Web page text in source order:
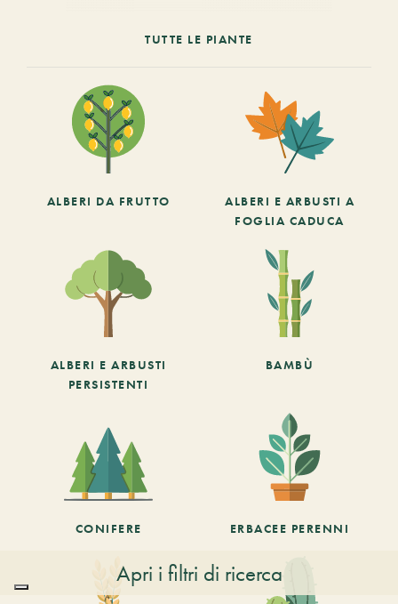
Apri i filtri di ricerca
TUTTE LE PIANTE
ALBERI DA FRUTTO
ALBERI E ARBUSTI A
FOGLIA CADUCA
ALBERI E ARBUSTI
PERSISTENTI
BAMBÙ
CONIFERE ERBACEE PERENNI